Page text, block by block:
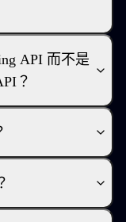
API 而不是
？